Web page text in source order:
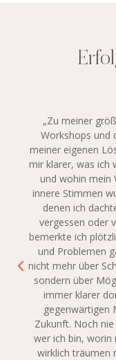
„Zu meiner
Workshops und
meiner eigenen
mir klarer, was ich
und wohin mein
innere Stimmen
denen ich
vergessen oder
bemerkte ich
und Problemen
nicht mehr über
sondern über
immer klarer
gegenwärtigen
Zukunft. Noch
wer ich bin, worin
wirklich träumen